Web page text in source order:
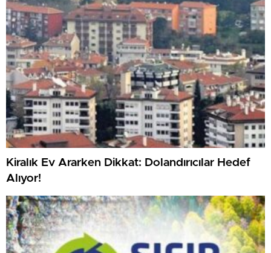
Kiralık Ev Ararken Dikkat: Dolandırıcılar Hedef
Alıyor!